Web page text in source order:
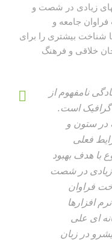
زیادی در شصت و
جامعه و
شناخت بیشتری را برای
خلاقی و فرهنگ
نامفهوم از
گرافیک است.
در ستون و
فعلی
با هدف بهبود
زیادی در شصت
فراوان
افزارها
ای علی
در زبان